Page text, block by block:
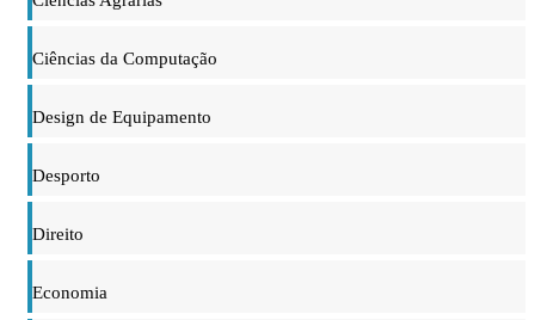
Ciências da Computação
Design de Equipamento
Desporto
Direito
Economia